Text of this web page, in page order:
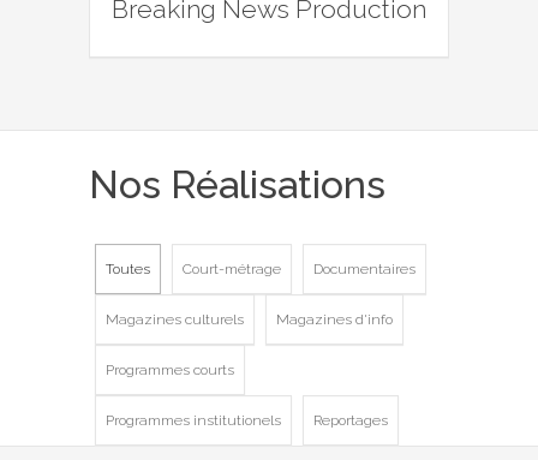
Breaking News Production
Nos Réalisations
Toutes Court-métrage Documentaires
Magazines culturels Magazines d'info
Programmes courts
Programmes institutionels Reportages